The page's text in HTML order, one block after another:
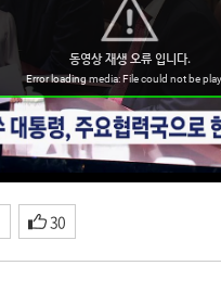
30